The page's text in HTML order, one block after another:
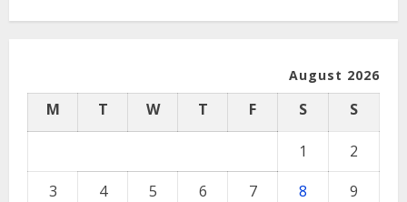
August 2026
M T W T F S S
1
2
3
4 5 6 7 8
9